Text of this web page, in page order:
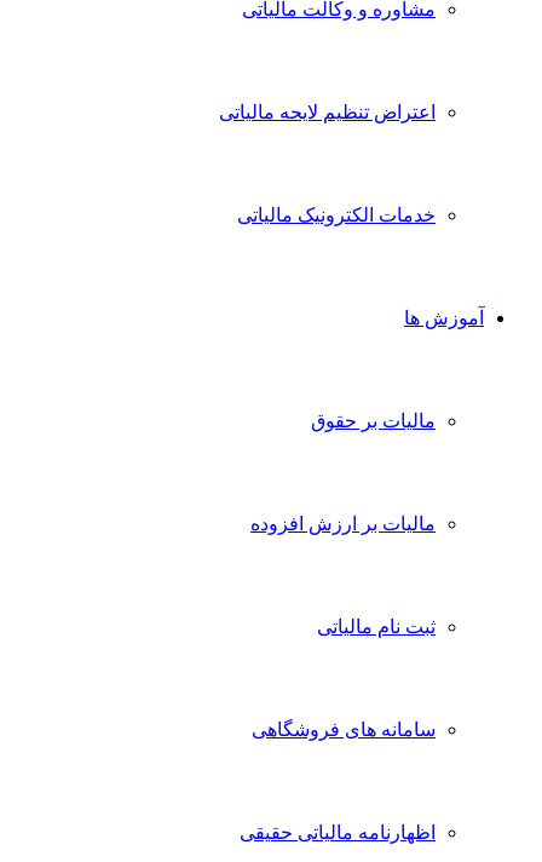
مشاوره و وکالت مالیاتی
اعتراض تنظیم لایحه مالیاتی
خدمات الکترونیک مالیاتی
آموزش ها
مالیات بر حقوق
مالیات بر ارزش افزوده
ثبت نام مالیاتی
سامانه های فروشگاهی
اظهارنامه مالیاتی حقیقی